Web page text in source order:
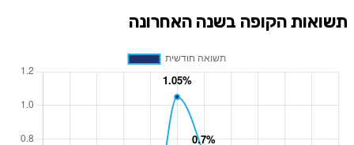
תשואות הקופה בשנה האחרונה